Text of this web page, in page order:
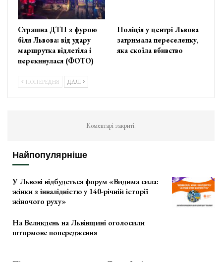
Страшна ДТП з фурою
біля Львова: від удару
маршрутка відлетіла і
перекинулася (ФОТО)
Поліція у центрі Львова
затримала переселенку,
яка скоїла вбивство
ПОПЕРЕДНЯ ДАЛІ
Коментарі закриті.
Найпопулярніше
У Львові відбудеться форум «Видима сила:
жінки з інвалідністю у 140-річній історії
жіночого руху»
На Великдень на Львівщині оголосили
штормове попередження